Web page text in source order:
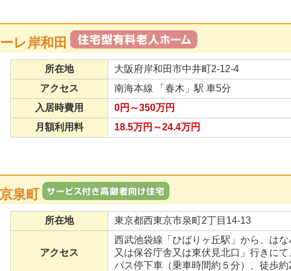
レ岸和田
所在地
大阪府岸和田市中井町2-12-4
アクセス
南海本線 「春木」駅 車5分
入居時費用
0円～350万円
月額利用料
18.5万円～24.4万円
泉町
所在地 東京都西東京市泉町2丁目14-13
アクセス
西武池袋線「ひばりヶ丘駅」から、は
又は保谷庁舎又は東伏見北口」行きに
バス停下車（乗車時間約５分）、徒歩約